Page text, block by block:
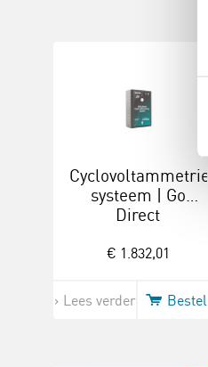
Cyclovoltammetrie
systeem | Go
Direct
€ 1.832,01
Lees verder Bestel